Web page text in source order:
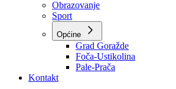
Historija (digitalni muzej)
Privreda
Turizam
Obrazovanje
Sport
Općine